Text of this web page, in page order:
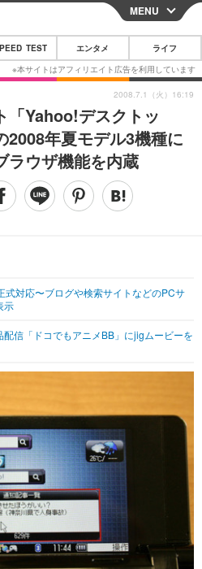
CLOSE
スマートフォン
ガジェット・ツール
その他
映画・ドラマ
ブログ
MENU
TEST エンタメ ライフ
「Yahoo!デスクトッ
2008年夏モデル3機種に
ラウザ機能を内蔵
式対応〜ブログや検索サイトなどのPCサ
示
配信「ドコでもアニメBB」にjigムービーを
2008.7.1（火）16:19